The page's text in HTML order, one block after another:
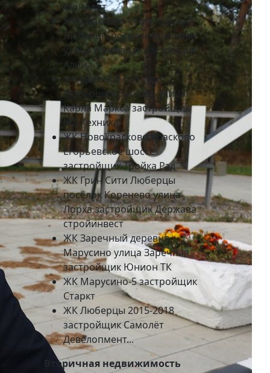
Монолит
ЖК Красково-Олимпийский
Люберцы посёлок Красково
улица колхозная застрощик
Алина
ЖК Цветной бульвар
Люберцы Красково улица
Карла Маркса застройщик
МД Техника
ЖК Новокрасково Красково
Егорьевское шоссе
застройщик Тройка Рэд
ЖК Грин Сити Люберцы
посёлок Коренево улица
Лорха застройщик Держава
стройинвест
ЖК Заречный деревня
Марусино улица Заречная
застройщик Юнион ТК
ЖК Марусино-5 застройщик
Старкт
ЖК Люберцы 2015-2018
застройщик Самолёт
Девелопмент...
Вторичная недвижимость